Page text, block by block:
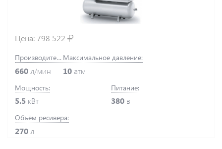
Цена:798 522
Производительность:
660 л/мин
Максимальное давление:
10 атм
Мощность:
5.5 кВт
Питание:
380 в
Объём ресивера:
270 л